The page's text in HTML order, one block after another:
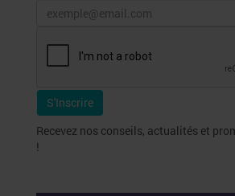
Recevez nos conseils, actualités et
!